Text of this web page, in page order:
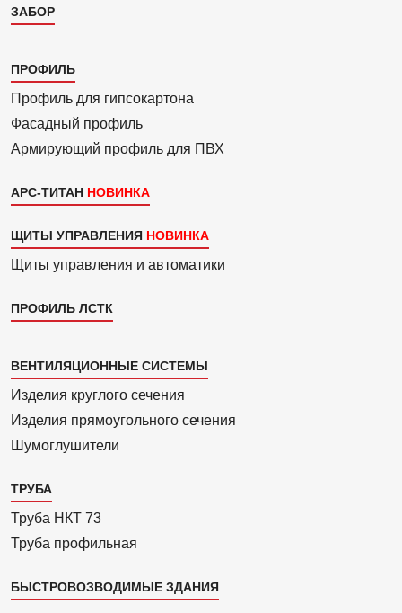
ЗАБОР
Каталог
3
ПРОФИЛЬ
Профиль для гипсо­картона
Фасадный профиль
Армиру­ю­щий профиль для ПВХ
АРС-ТИТАН
ЩИТЫ УПРАВЛЕНИЯ
Щиты управления и автоматики
ПРОФИЛЬ ЛСТК
Каталог
4
ВЕНТИЛЯЦИОННЫЕ СИСТЕМЫ
Изделия круглого сечения
Изделия прямоуголь­ного сечения
Шумоглушители
ТРУБА
Труба НКТ 73
Труба профильная
БЫСТРОВОЗВОДИМЫЕ ЗДАНИЯ